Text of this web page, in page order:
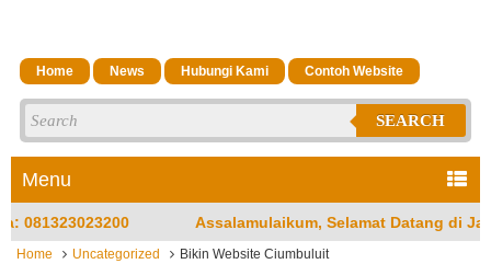
Home News Hubungi Kami Contoh Website
SEARCH
Menu
Selamat Datang di Jasa Bandung Website
Home Uncategorized Bikin Website Ciumbuluit